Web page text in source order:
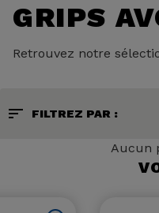
GRIPS
Retrouvez notre
sort FILTREZ PAR :
Aucun